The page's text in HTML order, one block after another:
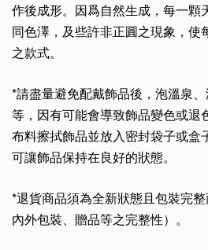
作後成形。因爲自然生成，每一顆
同色澤，及些許非正圓之現象，使
之款式。
*請盡量避免配戴飾品後，泡溫泉
等，因有可能會導致飾品變色或退
布料擦拭飾品並放入密封袋子或盒
可讓飾品保持在良好的狀態。
*退貨商品須為全新狀態且包裝完整
內外包裝、贈品等之完整性）。